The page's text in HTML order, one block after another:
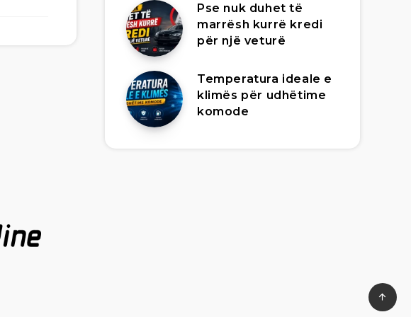
Pse nuk duhet të
marrësh kurrë kredi
për një veturë
Temperatura ideale e
klimës për udhëtime
komode